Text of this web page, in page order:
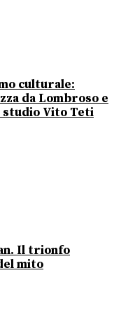
culturale:
da Lombroso e
Vito Teti
Il trionfo
mito